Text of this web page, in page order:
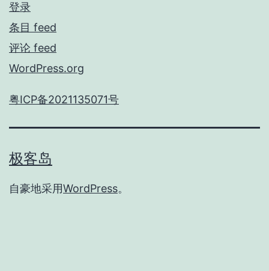
登录
条目 feed
评论 feed
WordPress.org
粤ICP备2021135071号
极客岛
自豪地采用WordPress。